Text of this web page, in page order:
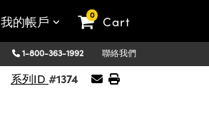
我的帳戶 0 Cart
1-800-363-1992 聯絡我們
系列ID #1374